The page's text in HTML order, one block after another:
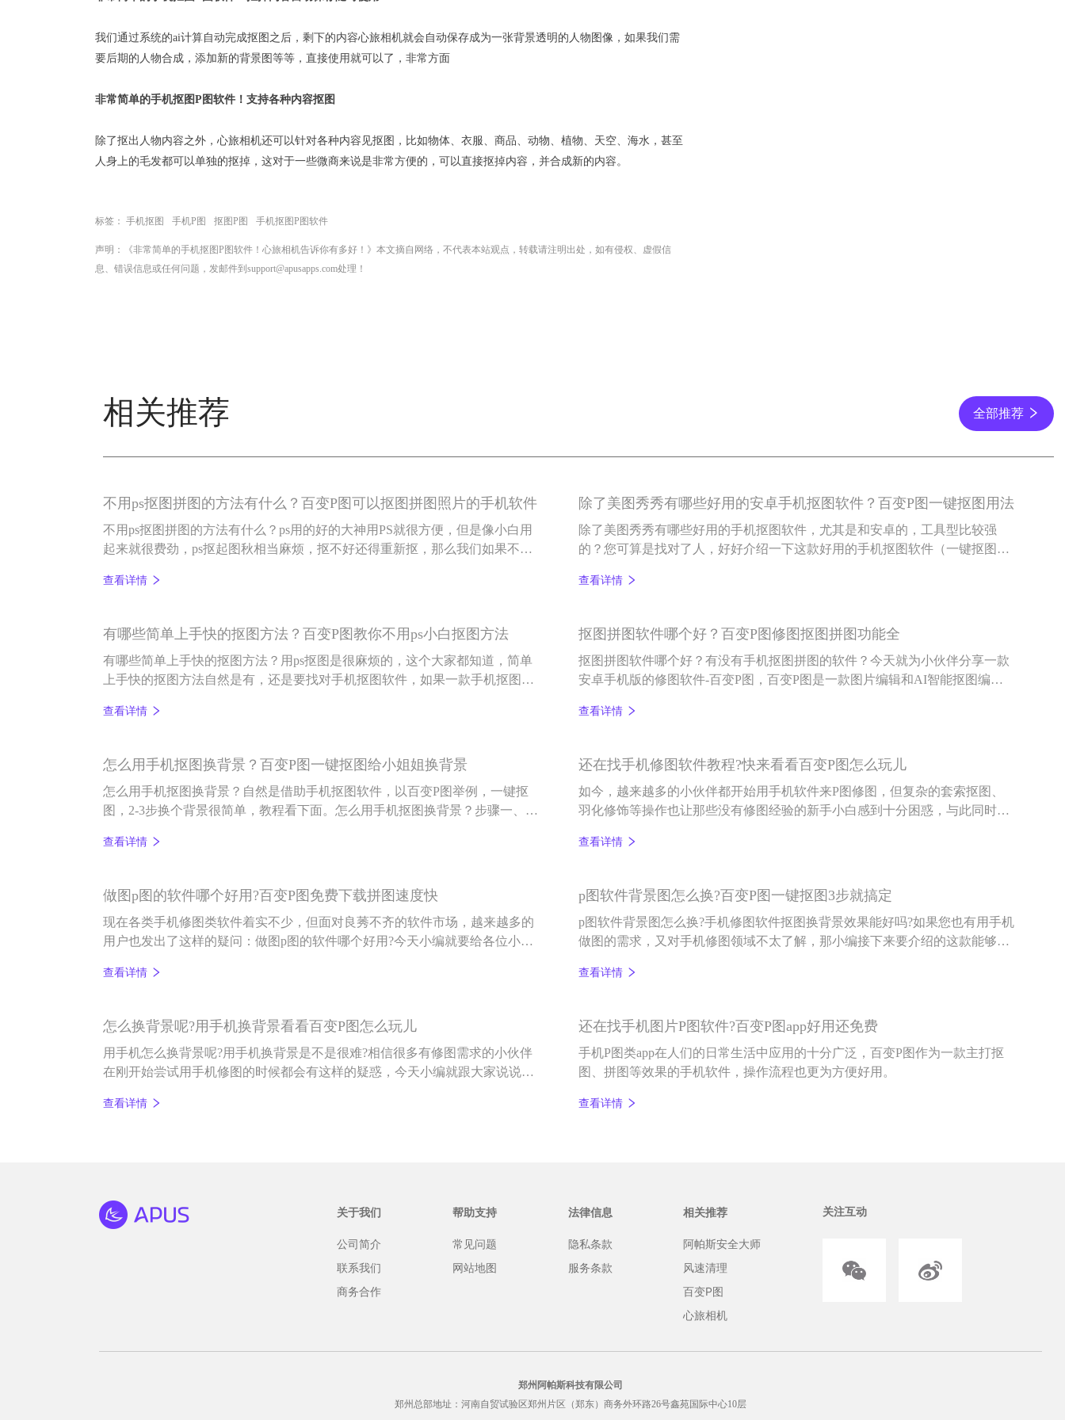
我们通过系统的ai计算自动完成抠图之后，剩下的内容心旅相机就会自动保存成为一张背景透明的人物图像，如果我们需
要后期的人物合成，添加新的背景图等等，直接使用就可以了，非常方面
非常简单的手机抠图P图软件！支持各种内容抠图
除了抠出人物内容之外，心旅相机还可以针对各种内容见抠图，比如物体、衣服、商品、动物、植物、天空、海水，甚至
人身上的毛发都可以单独的抠掉，这对于一些微商来说是非常方便的，可以直接抠掉内容，并合成新的内容。
标签： 手机抠图 手机P图 抠图P图 手机抠图P图软件
声明：《非常简单的手机抠图P图软件！心旅相机告诉你有多好！》本文摘自网络，不代表本站观点，转载请注明出处，如有侵权、虚假信
息、错误信息或任何问题，发邮件到support@apusapps.com处理！
相关推荐 全部推荐
不用ps抠图拼图的方法有什么？百变P图可以抠图拼图照片的手机软件
不用ps抠图拼图的方法有什么？ps用的好的大神用PS就很方便，但是像小白用
起来就很费劲，ps抠起图秋相当麻烦，抠不好还得重新抠，那么我们如果不用p
图软件，一键可以抠图，如果是抠完图换背景，或者把手机照片拼在一起，它
查看详情
除了美图秀秀有哪些好用的安卓手机抠图软件？百变P图一键抠图用法
除了美图秀秀有哪些好用的手机抠图软件，尤其是和安卓的，工具型比较强
的？您可算是找对了人，好好介绍一下这款好用的手机抠图软件（一键抠图，
查看详情
有哪些简单上手快的抠图方法？百变P图教你不用ps小白抠图方法
有哪些简单上手快的抠图方法？用ps抠图是很麻烦的，这个大家都知道，简单
上手快的抠图方法自然是有，还是要找对手机抠图软件，如果一款手机抠图软
款图片编辑和AI智能抠图编辑软件，还具有一键抠图2-3步就可以换背景功能。
查看详情
抠图拼图软件哪个好？百变P图修图抠图拼图功能全
抠图拼图软件哪个好？有没有手机抠图拼图的软件？今天就为小伙伴分享一款
安卓手机版的修图软件-百变P图，百变P图是一款图片编辑和AI智能抠图编辑
起，无论您想要哪个功能，百变P图都是OK的，下面给大家介绍一下百变P图
查看详情
怎么用手机抠图换背景？百变P图一键抠图给小姐姐换背景
怎么用手机抠图换背景？自然是借助手机抠图软件，以百变P图举例，一键抠
图，2-3步换个背景很简单，教程看下面。怎么用手机抠图换背景？步骤一、首
像图片，选择打开即抠好图，如下图：
查看详情
还在找手机修图软件教程?快来看看百变P图怎么玩儿
如今，越来越多的小伙伴都开始用手机软件来P图修图，但复杂的套索抠图、
羽化修饰等操作也让那些没有修图经验的新手小白感到十分困惑，与此同时，
那么难，今天小编就以一款操作简单的修图软件为例，跟大家说说百变P图怎
查看详情
做图p图的软件哪个好用?百变P图免费下载拼图速度快
现在各类手机修图类软件着实不少，但面对良莠不齐的软件市场，越来越多的
用户也发出了这样的疑问：做图p图的软件哪个好用?今天小编就要给各位小伙
查看详情
p图软件背景图怎么换?百变P图一键抠图3步就搞定
p图软件背景图怎么换?手机修图软件抠图换背景效果能好吗?如果您也有用手机
做图的需求，又对手机修图领域不太了解，那小编接下来要介绍的这款能够一
查看详情
怎么换背景呢?用手机换背景看看百变P图怎么玩儿
用手机怎么换背景呢?用手机换背景是不是很难?相信很多有修图需求的小伙伴
在刚开始尝试用手机修图的时候都会有这样的疑惑，今天小编就跟大家说说，
查看详情
还在找手机图片P图软件?百变P图app好用还免费
手机P图类app在人们的日常生活中应用的十分广泛，百变P图作为一款主打抠
图、拼图等效果的手机软件，操作流程也更为方便好用。
查看详情
关于我们
公司简介
联系我们
商务合作
帮助支持
常见问题
网站地图
法律信息
隐私条款
服务条款
相关推荐
阿帕斯安全大师
风速清理
百变P图
心旅相机
关注互动
郑州阿帕斯科技有限公司
郑州总部地址：河南自贸试验区郑州片区（郑东）商务外环路26号鑫苑国际中心10层